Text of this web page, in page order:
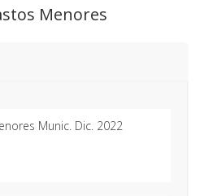
Menores
Munic. Dic. 2022